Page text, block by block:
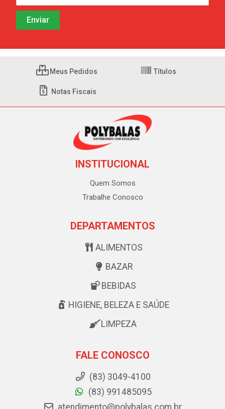
Meus Pedidos Títulos
Notas Fiscais
INSTITUCIONAL
Quem Somos
Trabalhe Conosco
DEPARTAMENTOS
ALIMENTOS
BAZAR
BEBIDAS
HIGIENE, BELEZA E SAÚDE
LIMPEZA
FALE CONOSCO
(83) 3049-4100
(83) 991485095
atendimento@polybalas.com.br